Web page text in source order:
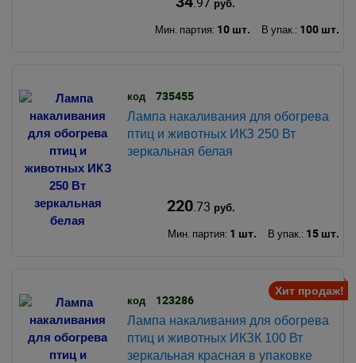
руб.
Мин. партия: 10 шт. В упак.: 100 шт.
код 735455
Лампа накаливания для обогрева
птиц и животных ИКЗ 250 Вт
зеркальная белая
220.73 руб.
Мин. партия: 1 шт. В упак.: 15 шт.
Хит продаж!
код 123286
Лампа накаливания для обогрева
птиц и животных ИКЗК 100 Вт
зеркальная красная в упаковке